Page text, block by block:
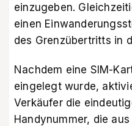
einzugeben.
einen
des Grenzübertritts in
Nachdem eine SIM-
eingelegt wurde,
Verkäufer die
Handynummer, die